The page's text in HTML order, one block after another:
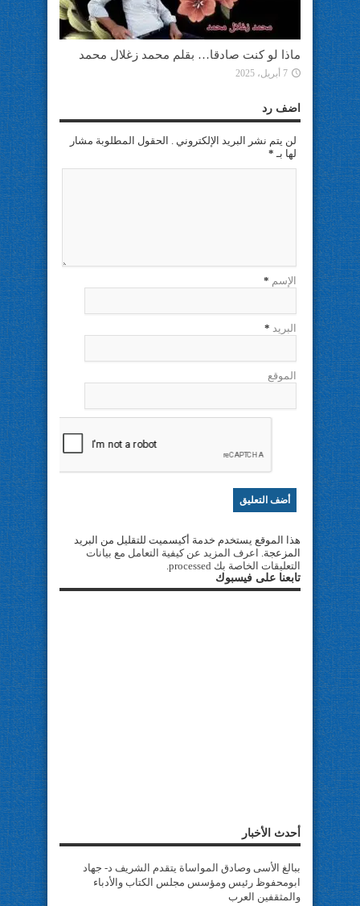
ماذا لو كنت صادقا… بقلم محمد زغلال محمد
7 أبريل، 2025
اضف رد
لن يتم نشر البريد الإلكتروني . الحقول المطلوبة مشار
لها بـ *
الإسم *
البريد *
الموقع
هذا الموقع يستخدم خدمة أكيسميت للتقليل من البريد
المزعجة. اعرف المزيد عن كيفية التعامل مع بيانات
التعليقات الخاصة بك processed
.
تابعنا على فيسبوك
أحدث الأخبار
ببالغ الأسى وصادق المواساة يتقدم الشريف د- جهاد
ابومحفوظ رئيس ومؤسس مجلس الكتاب والأدباء
والمثقفين العرب